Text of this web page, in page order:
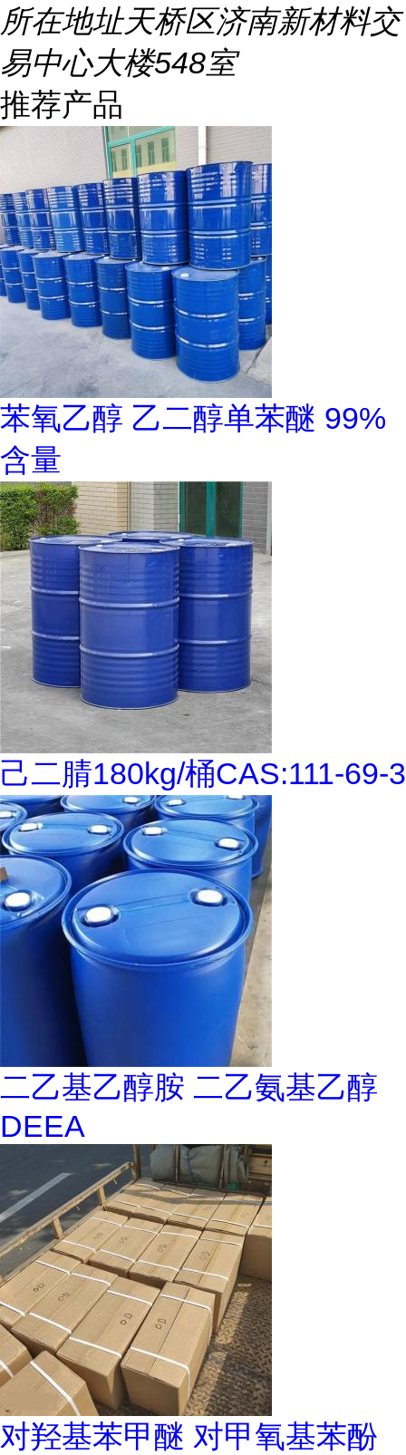
所在地址天桥区济南新材料交
易中心大楼548室
推荐产品
苯氧乙醇 乙二醇单苯醚 99%
含量
己二腈180kg/桶CAS:111-69-3
二乙基乙醇胺 二乙氨基乙醇
DEEA
对羟基苯甲醚 对甲氧基苯酚